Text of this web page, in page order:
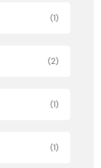
(1)
(2)
(1)
(1)